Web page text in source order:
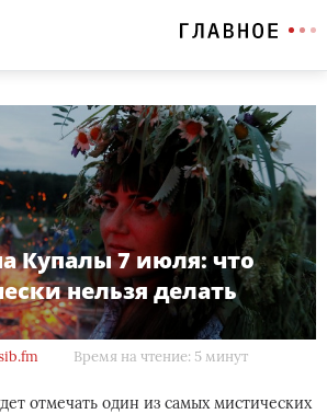
Купалы 7 июля: что
нельзя делать
Время на чтение: 5 минут
отмечать один из самых мистических